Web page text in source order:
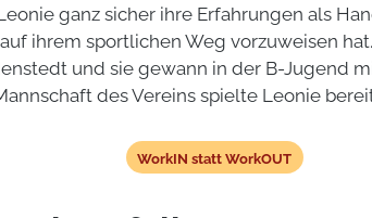
ganz sicher ihre Erfahrungen als
ihrem sportlichen Weg vorzuweisen
und sie gewann in der B-Jugend
des Vereins spielte Leonie
WorkIN statt WorkOUT